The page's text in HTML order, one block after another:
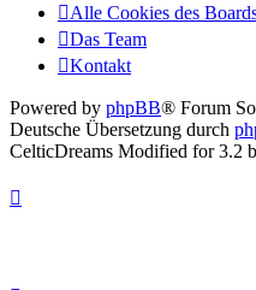
Alle Cookies des
Das Team
Kontakt
Powered by phpBB® Forum
Deutsche Übersetzung durch
CelticDreams Modified for 3.2